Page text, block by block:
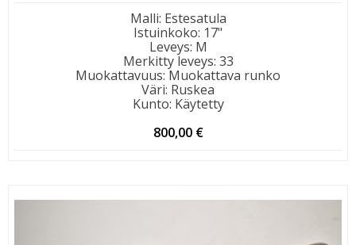
Malli: Estesatula
Istuinkoko: 17"
Leveys: M
Merkitty leveys: 33
Muokattavuus: Muokattava runko
Väri: Ruskea
Kunto: Käytetty
800,00 €